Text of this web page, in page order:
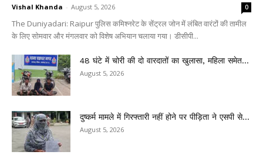
Vishal Khanda - August 5, 2026 0
The Duniyadari: Raipur पुलिस कमिश्नरेट के सेंट्रल जोन में लंबित वारंटों की तामील
के लिए सोमवार और मंगलवार को विशेष अभियान चलाया गया। डीसीपी...
48 घंटे में चोरी की दो वारदातों का खुलासा, महिला समेत...
August 5, 2026
दुष्कर्म मामले में गिरफ्तारी नहीं होने पर पीड़िता ने एसपी से...
August 5, 2026